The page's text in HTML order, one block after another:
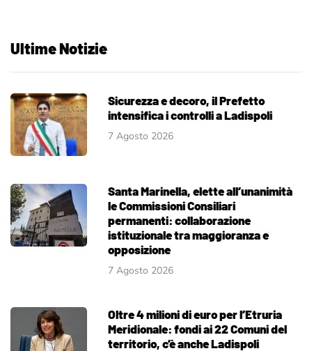
Ultime Notizie
Sicurezza e decoro, il Prefetto
intensifica i controlli a Ladispoli
7 Agosto 2026
Santa Marinella, elette all’unanimità
le Commissioni Consiliari
permanenti: collaborazione
istituzionale tra maggioranza e
opposizione
7 Agosto 2026
Oltre 4 milioni di euro per l’Etruria
Meridionale: fondi ai 22 Comuni del
territorio, c’è anche Ladispoli